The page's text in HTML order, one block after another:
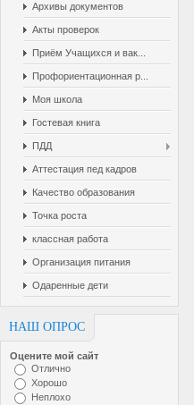
Архивы документов
Акты проверок
Приём Учащихся и вак...
Профориентационная р...
Моя школа
Гостевая книга
ПДД
Аттестация пед кадров
Качество образования
Точка роста
классная работа
Организация питания
Одаренные дети
НАШ ОПРОС
Оцените мой сайт
Отлично
Хорошо
Неплохо